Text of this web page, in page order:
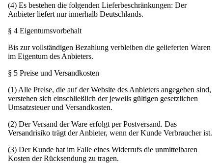
(4) Es bestehen die folgenden Lieferbeschränkungen: Der
Anbieter liefert nur innerhalb Deutschlands.
§ 4 Eigentumsvorbehalt
Bis zur vollständigen Bezahlung verbleiben die gelieferten Waren
im Eigentum des Anbieters.
§ 5 Preise und Versandkosten
(1) Alle Preise, die auf der Website des Anbieters angegeben sind,
verstehen sich einschließlich der jeweils gültigen gesetzlichen
Umsatzsteuer und Versandkosten.
(2) Der Versand der Ware erfolgt per Postversand. Das
Versandrisiko trägt der Anbieter, wenn der Kunde Verbraucher ist.
(3) Der Kunde hat im Falle eines Widerrufs die unmittelbaren
Kosten der Rücksendung zu tragen.